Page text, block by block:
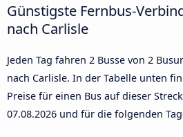
Günstigste Fernbus-
nach Carlisle
Jeden Tag fahren 2 Busse von 2
nach Carlisle. In der Tabelle unten
Preise für einen Bus auf dieser
07.08.2026 und für die folgenden